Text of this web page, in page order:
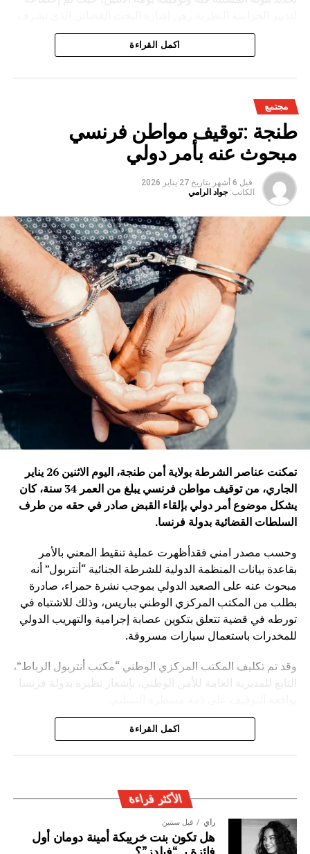
عليه النيابة العامة المختصة، وذلك للكشف عن جميع ظروف
وملابسات وخلفيات هذه القضية، وكذا تحديد كافة
اكمل القراءة
مجتمع
طنجة :توقيف مواطن فرنسي
مبحوث عنه بأمر دولي
قبل 6 أشهر بتاريخ 27 يناير 2026
الكاتب: جواد الرامي
تمكنت عناصر الشرطة بولاية أمن طنجة، اليوم الاثنين 26 يناير
الجاري، من توقيف مواطن فرنسي يبلغ من العمر 34 سنة، كان
يشكل موضوع أمر دولي بإلقاء القبض صادر في حقه من طرف
السلطات القضائية بدولة فرنسا.
وحسب مصدر امني فقدأظهرت عملية تنقيط المعني بالأمر
بقاعدة بيانات المنظمة الدولية للشرطة الجنائية “أنتربول” أنه
مبحوث عنه على الصعيد الدولي بموجب نشرة حمراء، صادرة
بطلب من المكتب المركزي الوطني بباريس، وذلك للاشتباه في
تورطه في قضية تتعلق بتكوين عصابة إجرامية والتهريب الدولي
للمخدرات باستعمال سيارات مسروقة.
وقد تم تكليف المكتب المركزي الوطني “مكتب أنتربول الرباط”،
التابع للمديرية العامة للأمن الوطني، بإشعار نظيره بدولة فرنسا
ويأتي توقيف المشتبه به في سياق التزام المصالح الأمنية
اكمل القراءة
الأكثر قراءة
رأي قبل سنتين
هل تكون بنت خريبكة أمينة دومان أول